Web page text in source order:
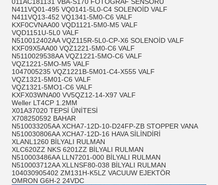
N411VQ01-495 VQ0141-5L0-C4 SOLENOİD VALF
N411VQ13-452 VQ1341-5M0-C6 VALF
KXF0CVNAA00 VQD1121-5M0-M5 VALF
VQD1151U-5L0 VALF
N510012402AA VQZ115R-5L0-CP-X6 SOLENOİD VALF
KXF09X5AA00 VQZ1221-5M0-C6 VALF
N5110029538AA VQZ1221-5MO-C6 VALF
VQZ1221-5MO-M5 VALF
1047005235 VQZ1221B-5M01-C4-X555 VALF
VQZ1321-5M01-C6 VALF
VQZ1321-5MO1-C6 VALF
KXFX03WNA00 VV5QZ12-14-X97 VALF
Weller LT4CP 1.2MM
X01A37020 TEPSİ ÜNİTESİ
X708250592 BAHAR
N510033205AA XCHA7-12D-10-D24FP-ZB STOPPER VANA
N510030806AA XCHA7-12D-16 HAVA SİLİNDİRİ
XLANL1260 BİLYALI RULMAN
XLC620ZZ NKS 6201ZZ BİLYALI RULMAN
N510003486AA LLN7201-000 BİLYALI RULMAN
N510003712AA XLLNSF80-038 BİLYALI RULMAN
104030905402 ZM131H-K5LZ VACUUW EJEKTÖR
OMRON G6H-2 24VDC